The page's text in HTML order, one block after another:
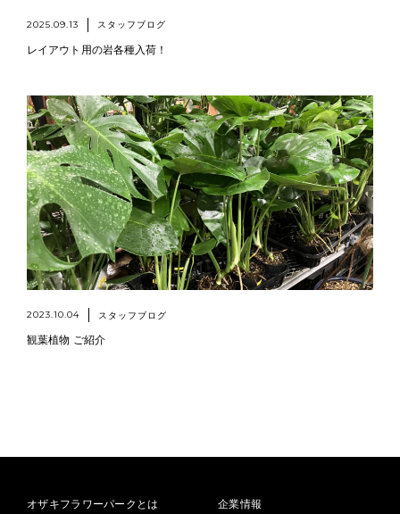
2025.09.13 スタッフブログ
レイアウト用の岩各種入荷！
2023.10.04 スタッフブログ
観葉植物 ご紹介
オザキフラワーパークとは 企業情報